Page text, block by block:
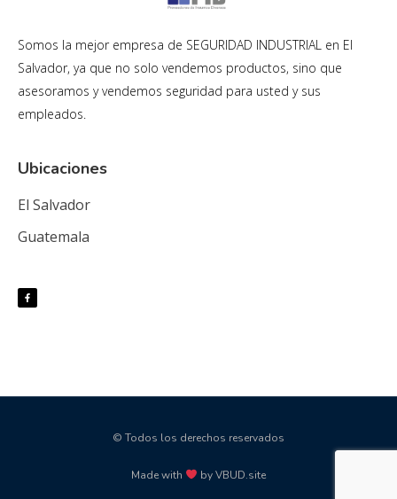
Somos la mejor empresa de SEGURIDAD INDUSTRIAL en El
Salvador, ya que no solo vendemos productos, sino que
asesoramos y vendemos seguridad para usted y sus
empleados.
Ubicaciones
El Salvador
Guatemala
© Todos los derechos reservados
Made with by VBUD.site